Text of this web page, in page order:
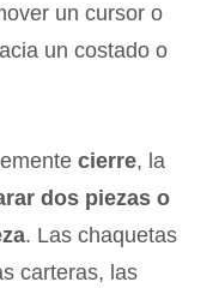
un cursor o
un costado o
cierre, la
dos piezas o
. Las chaquetas
carteras, las